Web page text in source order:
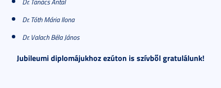
Dr. Tóth Mária Ilona
Dr. Valach Béla János
Jubileumi diplomájukhoz ezúton is szívből gratulálunk!